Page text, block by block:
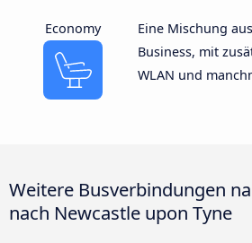
Economy
Eine Mischung
Business, mit
WLAN und
Weitere Busverbindungen
nach Newcastle upon Tyne